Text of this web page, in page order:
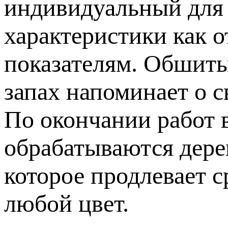
индивидуальный
характеристики как
показателям.
запах напоминает о
По окончании работ
обрабатываются
которое продлевает
любой цвет.